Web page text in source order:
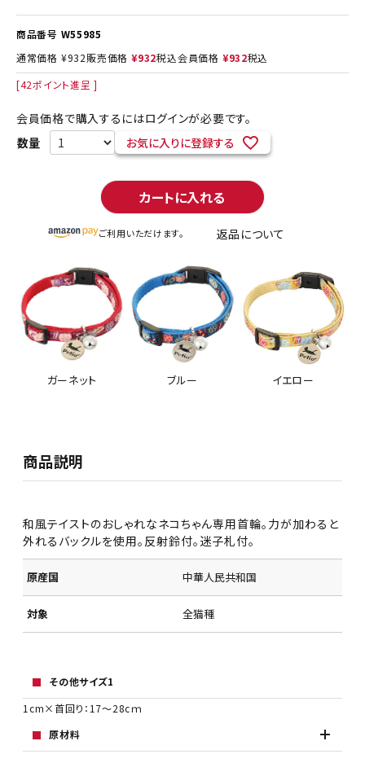
商品番号 W55985
通常価格 ¥932販売価格 ¥932税込会員価格 ¥932税込
[42ポイント進呈 ]
会員価格で購入するにはログインが必要です。
お気に入りに登録する
カートに入れる
ご利用いただけます。 返品について
ガーネット ブルー イエロー
商品説明
和風テイストのおしゃれなネコちゃん専用首輪。力が加わると
外れるバックルを使用。反射鈴付。迷子札付。
原産国 中華人民共和国
対象 全猫種
その他サイズ1
1cm×首回り：17～28cｍ
原材料